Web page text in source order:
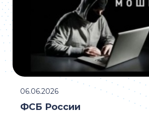
ФСБ России
06.06.2026